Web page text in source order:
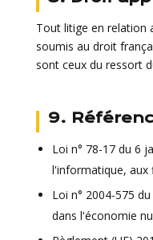
Tout litige en relation
soumis au droit
sont ceux du ressort
9.
Loi n° 78-17 du 6
l'informatique, aux
Loi n° 2004-575
dans l'économie